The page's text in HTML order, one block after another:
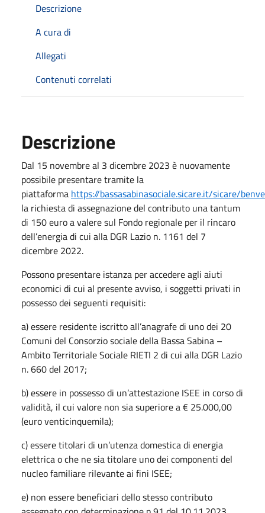
Descrizione
A cura di
Allegati
Contenuti correlati
Descrizione
Dal 15 novembre al 3 dicembre 2023 è nuovamente
possibile presentare tramite la
piattaforma https://bassasabinasociale.sicare.it/sicare/
la richiesta di assegnazione del contributo una tantum
di 150 euro a valere sul Fondo regionale per il rincaro
dell’energia di cui alla DGR Lazio n. 1161 del 7
dicembre 2022.
Possono presentare istanza per accedere agli aiuti
economici di cui al presente avviso, i soggetti privati in
possesso dei seguenti requisiti:
a) essere residente iscritto all’anagrafe di uno dei 20
Comuni del Consorzio sociale della Bassa Sabina –
Ambito Territoriale Sociale RIETI 2 di cui alla DGR Lazio
n. 660 del 2017;
b) essere in possesso di un’attestazione ISEE in corso di
validità, il cui valore non sia superiore a € 25.000,00
(euro venticinquemila);
c) essere titolari di un’utenza domestica di energia
elettrica o che ne sia titolare uno dei componenti del
nucleo familiare rilevante ai fini ISEE;
e) non essere beneficiari dello stesso contributo